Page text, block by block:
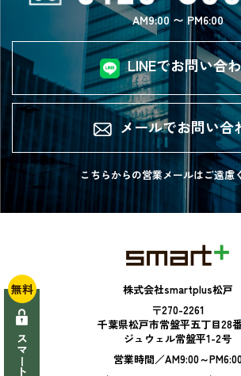
AM9:00 〜 PM6:00
LINEでお問い合
メールでお問い合
こちらからの営業メールはご遠慮
株式会社smartplus松戸
〒270-2261
千葉県松戸市常盤平五丁目28
ジュウェル常盤平1-2号
営業時間／AM9:00～
無料